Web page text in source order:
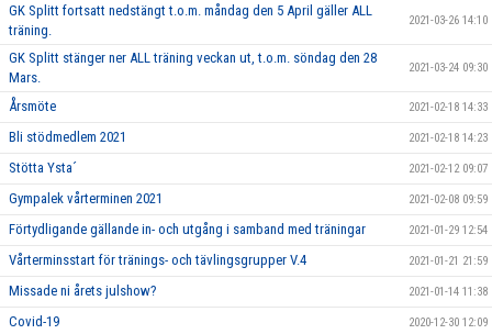
GK Splitt fortsatt nedstängt t.o.m. måndag den 5 April gäller ALL
träning.
2021-03-26 14:10
GK Splitt stänger ner ALL träning veckan ut, t.o.m. söndag den 28
Mars.
2021-03-24 09:30
Årsmöte 2021-02-18 14:33
Bli stödmedlem 2021 2021-02-18 14:23
Stötta Ysta´ 2021-02-12 09:07
Gympalek vårterminen 2021 2021-02-08 09:59
Förtydligande gällande in- och utgång i samband med träningar 2021-01-29 12:54
Vårterminsstart för tränings- och tävlingsgrupper V.4 2021-01-21 21:59
Missade ni årets julshow? 2021-01-14 11:38
Covid-19 2020-12-30 12:09